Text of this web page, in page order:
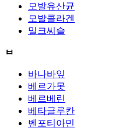
모발유산균
모발콜라겐
밀크씨슬
ㅂ
바나바잎
베르가못
베르베린
베타글루칸
벤포티아민